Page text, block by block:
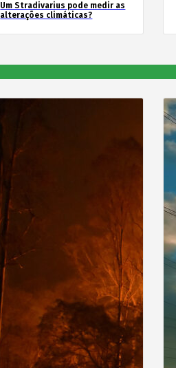
Um Stradivarius pode medir as
alterações climáticas?